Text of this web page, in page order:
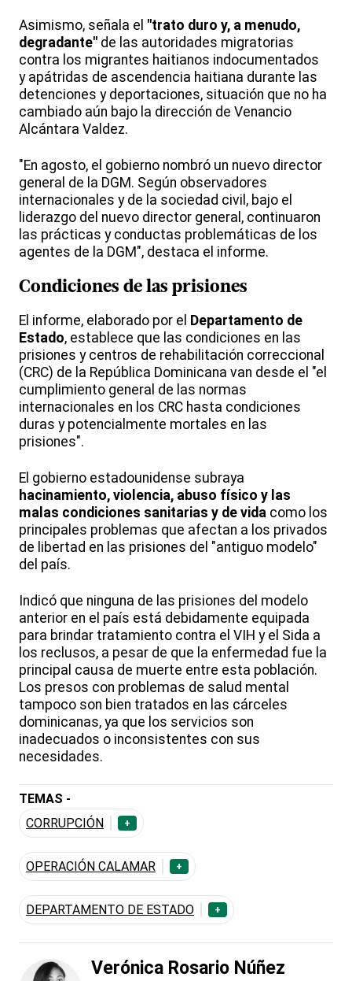
Asimismo, señala el "trato duro y, a menudo,
degradante" de las autoridades migratorias
contra los migrantes haitianos indocumentados
y apátridas de ascendencia haitiana durante las
detenciones y deportaciones, situación que no ha
cambiado aún bajo la dirección de Venancio
Alcántara Valdez.
"En agosto, el gobierno nombró un nuevo director
general de la DGM. Según observadores
internacionales y de la sociedad civil, bajo el
liderazgo del nuevo director general, continuaron
las prácticas y conductas problemáticas de los
agentes de la DGM", destaca el informe.
Condiciones de las prisiones
El informe, elaborado por el Departamento de
Estado, establece que las condiciones en las
prisiones y centros de rehabilitación correccional
(CRC) de la República Dominicana van desde el "el
cumplimiento general de las normas
internacionales en los CRC hasta condiciones
duras y potencialmente mortales en las
prisiones".
El gobierno estadounidense subraya
hacinamiento, violencia, abuso físico y las
malas condiciones sanitarias y de vida como los
principales problemas que afectan a los privados
de libertad en las prisiones del "antiguo modelo"
del país.
Indicó que ninguna de las prisiones del modelo
anterior en el país está debidamente equipada
para brindar tratamiento contra el VIH y el Sida a
los reclusos, a pesar de que la enfermedad fue la
principal causa de muerte entre esta población.
Los presos con problemas de salud mental
tampoco son bien tratados en las cárceles
dominicanas, ya que los servicios son
inadecuados o inconsistentes con sus
necesidades.
TEMAS -
CORRUPCIÓN
+
OPERACIÓN CALAMAR +
DEPARTAMENTO DE ESTADO +
Verónica Rosario Núñez